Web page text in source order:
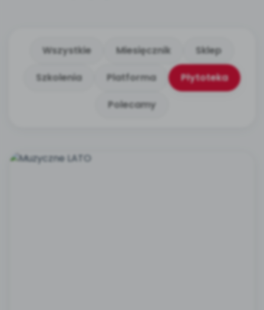
Wszystkie Miesięcznik
Sklep
Szkolenia
Platforma
Płytoteka
Polecamy